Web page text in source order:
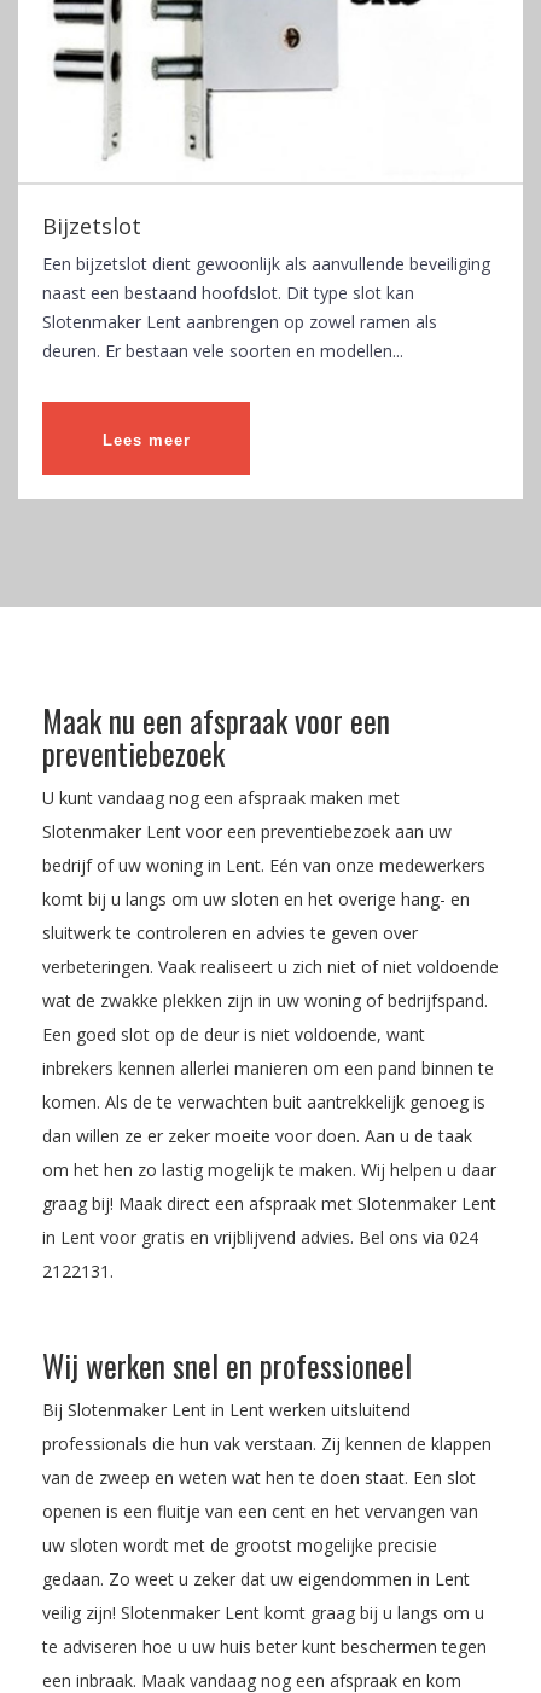
Bijzetslot
Een bijzetslot dient gewoonlijk als aanvullende beveiliging
naast een bestaand hoofdslot. Dit type slot kan
Slotenmaker Lent aanbrengen op zowel ramen als
deuren. Er bestaan vele soorten en modellen...
Lees meer
Maak nu een afspraak voor een
preventiebezoek
U kunt vandaag nog een afspraak maken met
Slotenmaker Lent voor een preventiebezoek aan uw
bedrijf of uw woning in Lent. Eén van onze medewerkers
komt bij u langs om uw sloten en het overige hang- en
sluitwerk te controleren en advies te geven over
verbeteringen. Vaak realiseert u zich niet of niet voldoende
wat de zwakke plekken zijn in uw woning of bedrijfspand.
Een goed slot op de deur is niet voldoende, want
inbrekers kennen allerlei manieren om een pand binnen te
komen. Als de te verwachten buit aantrekkelijk genoeg is
dan willen ze er zeker moeite voor doen. Aan u de taak
om het hen zo lastig mogelijk te maken. Wij helpen u daar
graag bij! Maak direct een afspraak met Slotenmaker Lent
in Lent voor gratis en vrijblijvend advies. Bel ons via 024
2122131 .
Wij werken snel en professioneel
Bij Slotenmaker Lent in Lent werken uitsluitend
professionals die hun vak verstaan. Zij kennen de klappen
van de zweep en weten wat hen te doen staat. Een slot
openen is een fluitje van een cent en het vervangen van
uw sloten wordt met de grootst mogelijke precisie
gedaan. Zo weet u zeker dat uw eigendommen in Lent
veilig zijn! Slotenmaker Lent komt graag bij u langs om u
te adviseren hoe u uw huis beter kunt beschermen tegen
een inbraak. Maak vandaag nog een afspraak en kom